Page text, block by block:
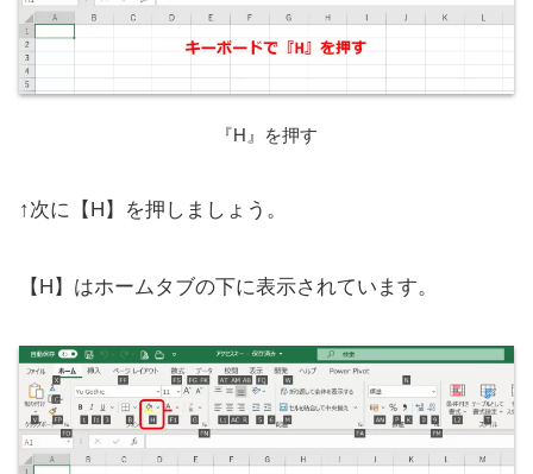
『H』を押す
↑次に【H】を押しましょう。
【H】はホームタブの下に表示されています。